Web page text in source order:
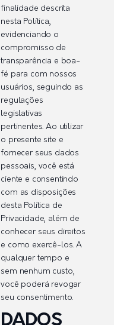
finalidade descrita
nesta Política,
evidenciando o
compromisso de
transparência e boa-
fé para com nossos
usuários, seguindo as
regulações
legislativas
pertinentes. Ao utilizar
o presente site e
fornecer seus dados
pessoais, você está
ciente e consentindo
com as disposições
desta Política de
Privacidade, além de
conhecer seus direitos
e como exercê-los. A
qualquer tempo e
sem nenhum custo,
você poderá revogar
seu consentimento.
DADOS